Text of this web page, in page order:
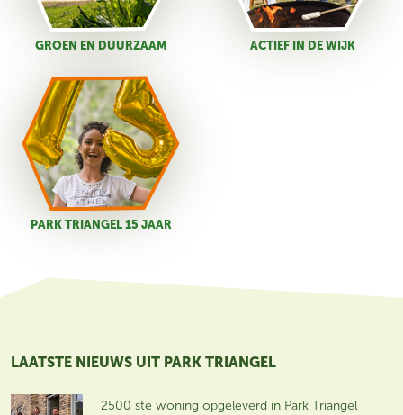
GROEN EN DUURZAAM ACTIEF IN DE WIJK
PARK TRIANGEL 15 JAAR
LAATSTE NIEUWS UIT PARK TRIANGEL
2500 ste woning opgeleverd in Park Triangel